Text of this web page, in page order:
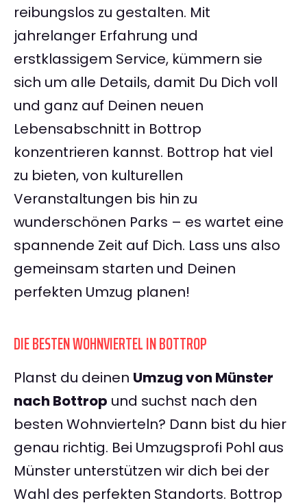
reibungslos zu gestalten. Mit
jahrelanger Erfahrung und
erstklassigem Service, kümmern sie
sich um alle Details, damit Du Dich voll
und ganz auf Deinen neuen
Lebensabschnitt in Bottrop
konzentrieren kannst. Bottrop hat viel
zu bieten, von kulturellen
Veranstaltungen bis hin zu
wunderschönen Parks – es wartet eine
spannende Zeit auf Dich. Lass uns also
gemeinsam starten und Deinen
perfekten Umzug planen!
DIE BESTEN WOHNVIERTEL IN BOTTROP
Planst du deinen Umzug von Münster
nach Bottrop und suchst nach den
besten Wohnvierteln? Dann bist du hier
genau richtig. Bei Umzugsprofi Pohl aus
Münster unterstützen wir dich bei der
Wahl des perfekten Standorts. Bottrop